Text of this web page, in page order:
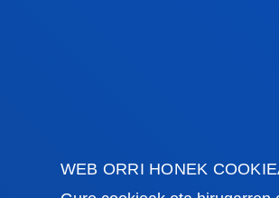
WEB ORRI HONEK
ZURE LAN-
PRESTAKUNTZA